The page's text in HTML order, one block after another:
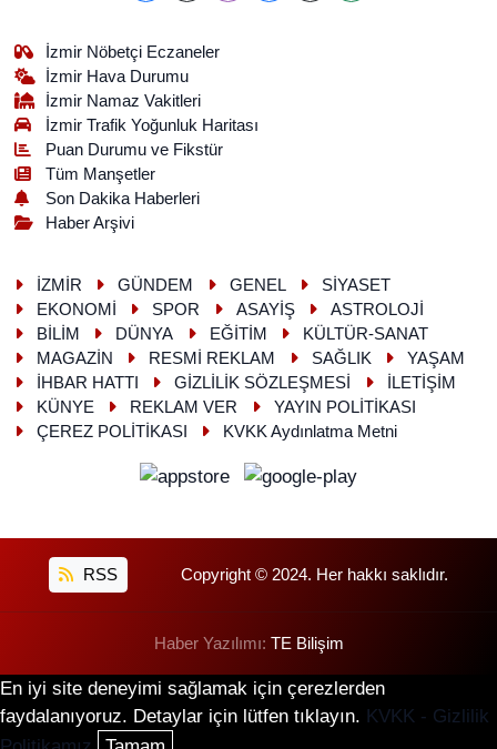
İzmir Nöbetçi Eczaneler
İzmir Hava Durumu
İzmir Namaz Vakitleri
İzmir Trafik Yoğunluk Haritası
Puan Durumu ve Fikstür
Tüm Manşetler
Son Dakika Haberleri
Haber Arşivi
İZMİR GÜNDEM GENEL
SİYASET
EKONOMİ
SPOR ASAYİŞ
ASTROLOJİ
BİLİM
DÜNYA EĞİTİM
KÜLTÜR-SANAT
MAGAZİN
RESMİ REKLAM SAĞLIK
YAŞAM
İHBAR HATTI
GİZLİLİK SÖZLEŞMESİ
İLETİŞİM
KÜNYE
REKLAM VER
YAYIN POLİTİKASI
ÇEREZ POLİTİKASI
KVKK Aydınlatma Metni
RSS Copyright © 2024. Her hakkı saklıdır.
Haber Yazılımı: TE Bilişim
En iyi site deneyimi sağlamak için çerezlerden
faydalanıyoruz. Detaylar için lütfen tıklayın. KVKK - Gizlilik